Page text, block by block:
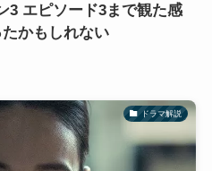
3 エピソード3まで観た感
かもしれない
ドラマ解説